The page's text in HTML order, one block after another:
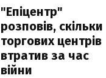
"Епіцентр"
розповів, скільки
торгових центрів
втратив за час
війни